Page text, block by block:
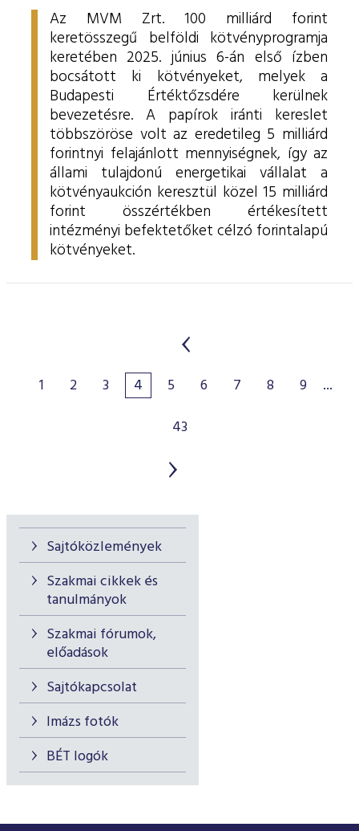
Sajtóközlemények
Szakmai cikkek és
tanulmányok
Szakmai fórumok,
előadások
Sajtókapcsolat
Imázs fotók
BÉT logók
Az MVM Zrt. 100 milliárd forint
keretösszegű belföldi kötvényprogramja
keretében 2025. június 6-án első ízben
bocsátott ki kötvényeket, melyek a
Budapesti Értéktőzsdére kerülnek
bevezetésre. A papírok iránti kereslet
többszöröse volt az eredetileg 5 milliárd
forintnyi felajánlott mennyiségnek, így az
állami tulajdonú energetikai vállalat a
kötvényaukción keresztül közel 15 milliárd
forint összértékben értékesített
intézményi befektetőket célzó forintalapú
kötvényeket.
1 2 3 4 5 6 7 8 9
...
43